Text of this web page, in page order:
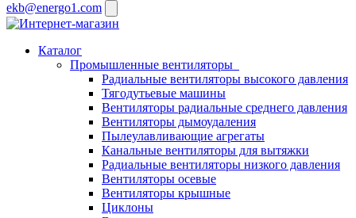
ekb@energo1.com
Каталог
Промышленные вентиляторы
Радиальные вентиляторы высокого давления
Тягодутьевые машины
Вентиляторы радиальные среднего давления
Вентиляторы дымоудаления
Пылеулавливающие агрегаты
Канальные вентиляторы для вытяжки
Радиальные вентиляторы низкого давления
Вентиляторы осевые
Вентиляторы крышные
Циклоны